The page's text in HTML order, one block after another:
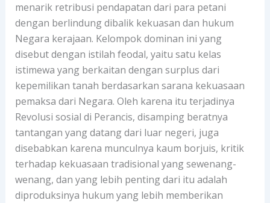
menarik retribusi pendapatan dari para petani
dengan berlindung dibalik kekuasan dan hukum
Negara kerajaan. Kelompok dominan ini yang
disebut dengan istilah feodal, yaitu satu kelas
istimewa yang berkaitan dengan surplus dari
kepemilikan tanah berdasarkan sarana kekuasaan
pemaksa dari Negara. Oleh karena itu terjadinya
Revolusi sosial di Perancis, disamping beratnya
tantangan yang datang dari luar negeri, juga
disebabkan karena munculnya kaum borjuis, kritik
terhadap kekuasaan tradisional yang sewenang-
wenang, dan yang lebih penting dari itu adalah
diproduksinya hukum yang lebih memberikan